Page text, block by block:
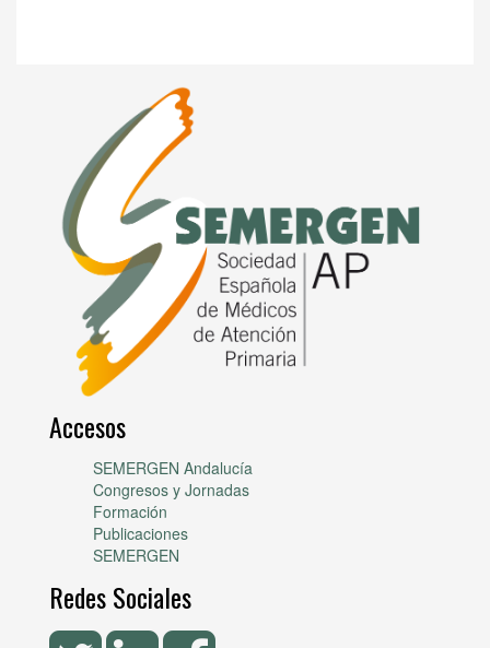
Accesos
SEMERGEN Andalucía
Congresos y Jornadas
Formación
Publicaciones
SEMERGEN
Redes Sociales